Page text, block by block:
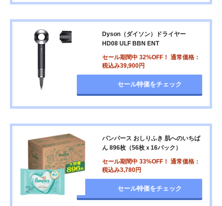
Dyson（ダイソン）ドライヤー
HD08 ULF BBN ENT
セール期間中 32%OFF！ 通常価格：
税込み39,900円
セール特価をチェック
パンパース おしりふき 肌へのいちば
ん 896枚（56枚ｘ16パック）
セール期間中 33%OFF！ 通常価格：
税込み3,780円
セール特価をチェック